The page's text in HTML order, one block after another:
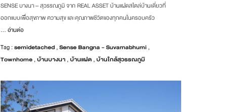
SENSE บางนา – สุวรรณภูมิ จาก REAL ASSET บ้านแฝดสไตล์บ้านเดี่ยวที่
ออกแบบเพื่อสุขภาพ ความสุข และคุณภาพชีวิตของทุกคนในครอบครัว
... อ่านต่อ
Tag :semidetached,Sense Bangna - Suvarnabhumi,
Townhome,บ้านบางนา,บ้านแฝด,บ้านใกล้สุวรรณภูมิ